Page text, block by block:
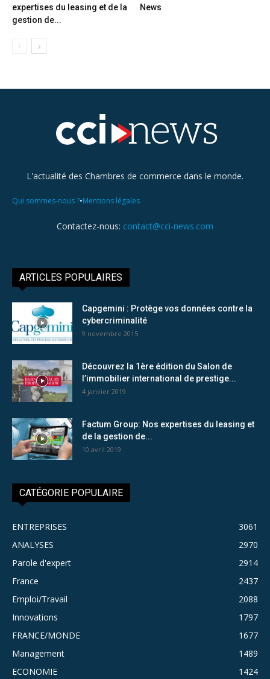
expertises du leasing et de la
gestion de...
News
L'actualité des Chambres de commerce dans le monde.
Qui sommes-nous ?•Mentions légales
Contactez-nous: contact@cci-news.com
ARTICLES POPULAIRES
Capgemini : Protège vos données contre la
cybercriminalité
9 novembre 2015
Découvrez la 1ère édition du Salon de
l’immobilier international de prestige...
4 janvier 2019
Factum Group: Nos expertises du leasing et
de la gestion de...
10 avril 2019
CATÉGORIE POPULAIRE
ENTREPRISES
3061
ANALYSES
2970
Parole d'expert
2914
France
2437
Emploi/Travail
2088
Innovations
1797
FRANCE/MONDE
1677
Management
1489
ECONOMIE
1424